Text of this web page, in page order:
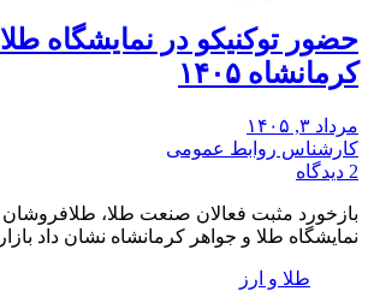
حضور توکنیکو در نمایشگاه
کرمانشاه ۱۴۰۵
مرداد ۳, ۱۴۰۵
کارشناس روابط عمومی
2 دیدگاه
بازخورد مثبت فعالان صنعت طلا، طلافروشان
نمایشگاه طلا و جواهر کرمانشاه نشان داد
طلا و ارز